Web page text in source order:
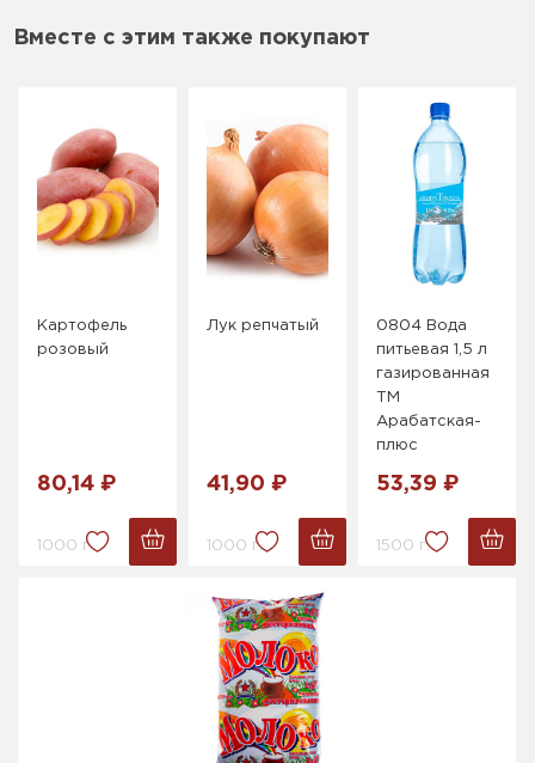
Вместе с этим также покупают
Картофель
розовый
80,14 ₽
1000 г.
Лук репчатый
41,90 ₽
1000 г.
0804 Вода
питьевая 1,5 л
газированная
ТМ
Арабатская-
плюс
53,39 ₽
1500 г.